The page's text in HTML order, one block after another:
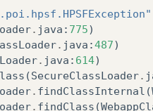
. java : 775)
. java :487)
. java : 614)
(SecureClassLoader.
. findClassInternal (
. findClass (